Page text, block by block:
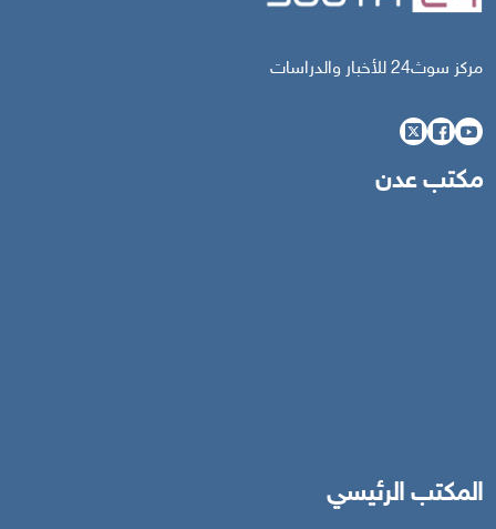
مركز سوث24 للأخبار والدراسات
مكتب عدن
المكتب الرئيسي